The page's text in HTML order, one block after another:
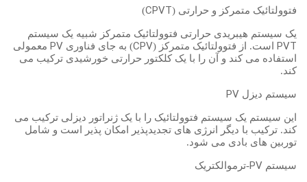
فتوولتائیک متمرکز و حرارتی (CPVT
)
یک سیستم هیبریدی حرارتی فتوولتائیک متمرکز شبیه یک سیستم
PVT است. از فتوولتائیک متمرکز (CPV) به جای فناوری PV معمولی
استفاده می کند و آن را با یک کلکتور حرارتی خورشیدی ترکیب می
کند.
سیستم دیزل PV
این سیستم یک سیستم فتوولتائیک را با یک ژنراتور دیزلی ترکیب می
کند. ترکیب با دیگر انرژی های تجدیدپذیر امکان پذیر است و شامل
توربین های بادی می شود.
سیستم PV-ترموالکتریک